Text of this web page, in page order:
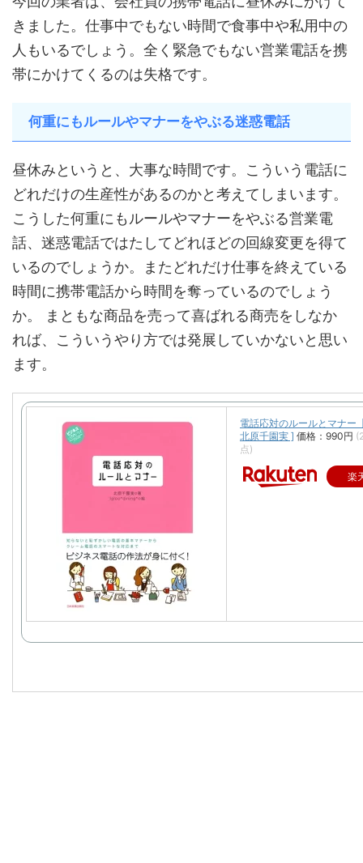
きました。仕事中でもない時間で食事中や私用中の
人もいるでしょう。全く緊急でもない営業電話を携
帯にかけてくるのは失格です。
何重にもルールやマナーをやぶる迷惑電話
昼休みというと、大事な時間です。こういう電話に
どれだけの生産性があるのかと考えてしまいます。
こうした何重にもルールやマナーをやぶる営業電
話、迷惑電話ではたしてどれほどの回線変更を得て
いるのでしょうか。またどれだけ仕事を終えている
時間に携帯電話から時間を奪っているのでしょう
か。
まともな商品を売って喜ばれる商売をしなか
れば、こういうやり方では発展していかないと思い
ます。
電話応対のルールとマナー
北原千園実 ] 価格：990円
点)
楽